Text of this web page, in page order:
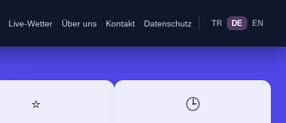
Live-Wetter Über uns Kontakt Datenschutz TR DE EN
⭐ 🕒